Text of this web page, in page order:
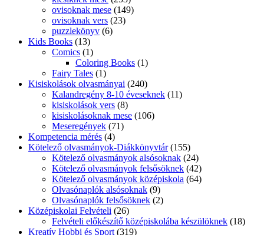
ovisoknak mese (149)
ovisoknak vers (23)
puzzlekönyv (6)
Kids Books (13)
Comics (1)
Coloring Books (1)
Fairy Tales (1)
Kisiskolások olvasmányai (240)
Kalandregény 8-10 éveseknek (11)
kisiskolások vers (8)
kisiskolásoknak mese (106)
Meseregények (71)
Kompetencia mérés (4)
Kötelező olvasmányok-Diákkönyvtár (155)
Kötelező olvasmányok alsósoknak (24)
Kötelező olvasmányok felsősöknek (42)
Kötelező olvasmányok középiskola (64)
Olvasónaplók alsósoknak (9)
Olvasónaplók felsősöknek (2)
Középiskolai Felvételi (26)
Felvételi előkészítő középiskolába készülöknek (18)
Kreatív Hobbi és Sport (319)